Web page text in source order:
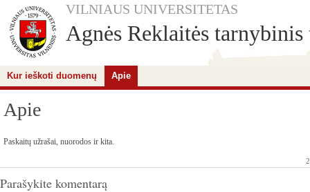
VILNIAUS UNIVERSITETAS
Agnės Reklaitės
Kur ieškoti duomenų Apie
Apie
Paskaitų užrašai, nuorodos ir kita.
Parašykite komentarą